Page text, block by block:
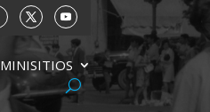
MINISITIOS